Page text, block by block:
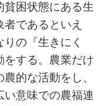
困状態にある生
であるといえ
の『生きにく
をする。農業だけ
的な活動をし、
い意味での農福連